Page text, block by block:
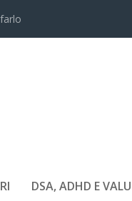
DSA, ADHD E